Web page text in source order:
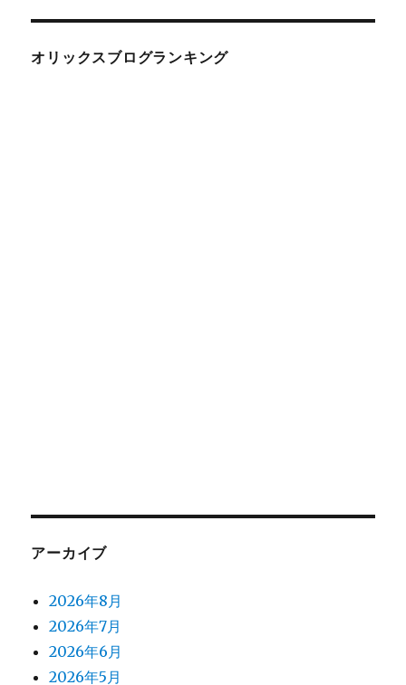
オリックスブログランキング
アーカイブ
2026年8月
2026年7月
2026年6月
2026年5月